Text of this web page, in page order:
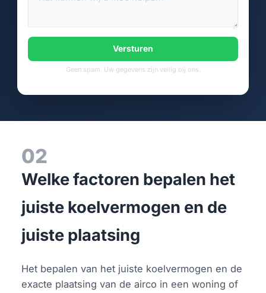
Versturen
Geen spam. Uw gegevens zijn veilig bij ons.
02
Welke factoren bepalen het
juiste koelvermogen en de
juiste plaatsing
Het bepalen van het juiste koelvermogen en de
exacte plaatsing van de airco in een woning of